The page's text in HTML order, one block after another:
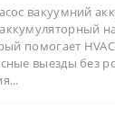
вакуумний
помогает
выезды без